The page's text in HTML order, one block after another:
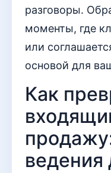
разговоры.
моменты, где
или
основой для
Как
ведения